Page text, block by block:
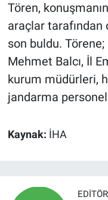
Tören,
araçlar
son buldu.
Mehmet Balcı, İl
kurum müdürleri,
jandarma
Kaynak: İHA